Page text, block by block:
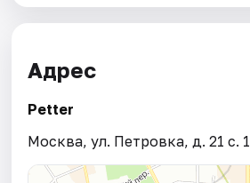
Адрес
Petter
Москва, ул. Петровка, д. 21 с. 1